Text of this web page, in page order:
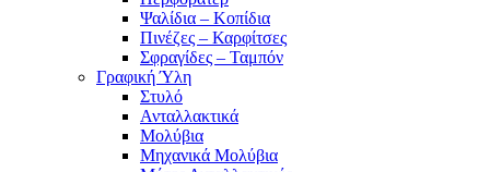
Ψαλίδια – Κοπίδια
Πινέζες – Καρφίτσες
Σφραγίδες – Ταμπόν
Γραφική Ύλη
Στυλό
Ανταλλακτικά
Μολύβια
Μηχανικά Μολύβια